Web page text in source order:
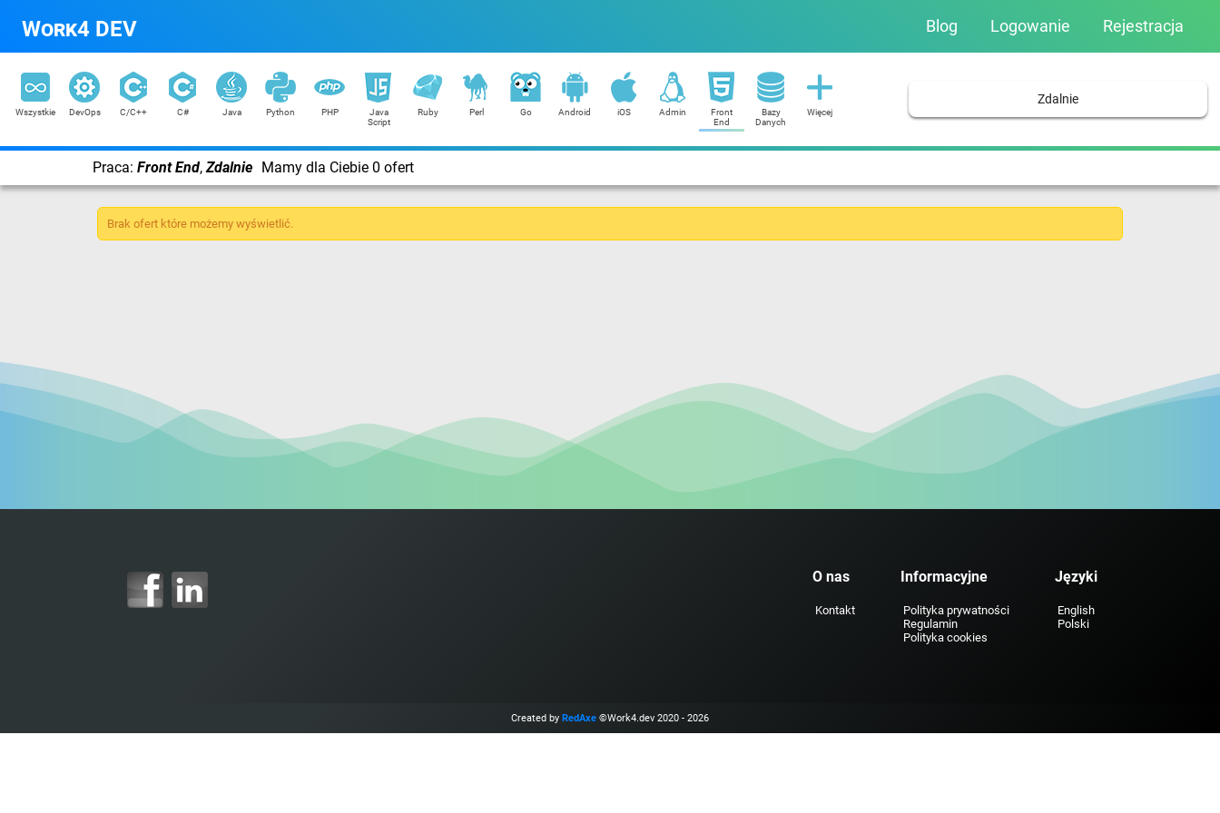
Work4 DEV Blog Logowanie Rejestracja
Wszystkie DevOps C/C++ C# Java Python PHP
Java
Script
Ruby Perl Go Android iOS Admin
Front
End
Bazy
Danych
Więcej
Zdalnie
Praca: Front End,Zdalnie Mamy dla Ciebie 0 ofert
Brak ofert które możemy wyświetlić.
O nas
Kontakt
Informacyjne
Polityka prywatności
Regulamin
Polityka cookies
Języki
English
Polski
Created by RedAxe ©Work4.dev 2020 - 2026